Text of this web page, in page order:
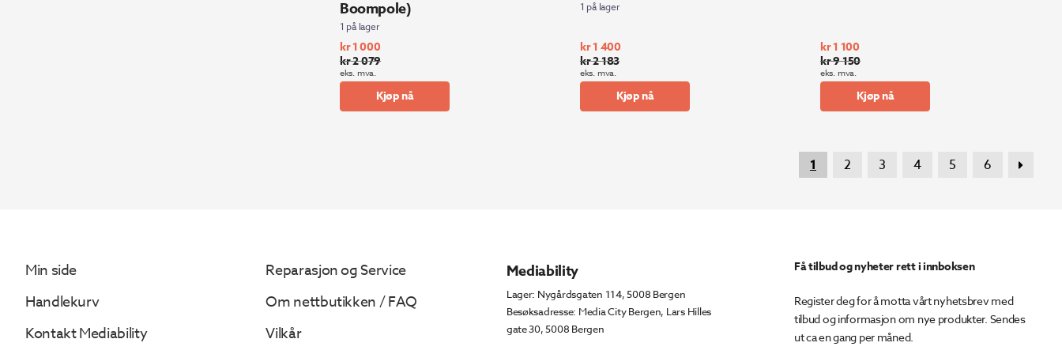
Boompole)
1 på lager
kr2 079
Opprinnelig
pris
kr1 000
Nåværende
pris
eks. mva.
Kjøp nå
1 på lager
kr2 183
Opprinnelig
pris
kr1 400
Nåværende
pris
eks. mva.
Kjøp nå
kr9 150
Opprinnelig
pris
kr1 100
Nåværende
pris
eks. mva.
Kjøp nå
1 2 3 4 5 6
Min side
Handlekurv
Kontakt Mediability
Reparasjon og Service
Om nettbutikken / FAQ
Vilkår
Mediability
Lager: Nygårdsgaten 114, 5008 Bergen
Besøksadresse: Media City Bergen, Lars Hilles
gate 30, 5008 Bergen
Få tilbud og nyheter rett i innboksen
Register deg for å motta vårt nyhetsbrev med
tilbud og informasjon om nye produkter. Sendes
ut ca en gang per måned.